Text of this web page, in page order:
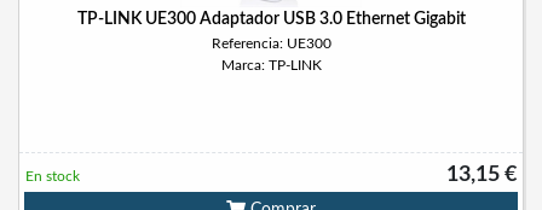
TP-LINK UE300 Adaptador USB 3.0 Ethernet Gigabit
Referencia: UE300
Marca: TP-LINK
13,15 €
En stock